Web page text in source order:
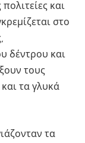
και
στο
δέντρου και
τους
τα γλυκά
τα